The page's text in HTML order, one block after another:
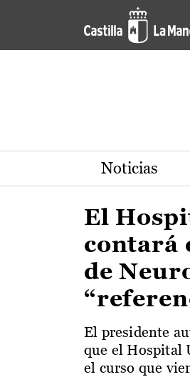
Pasar al contenido principal
Actualidad de
Noticias
El
contará
de
El presidente
que el Hospital
el curso que